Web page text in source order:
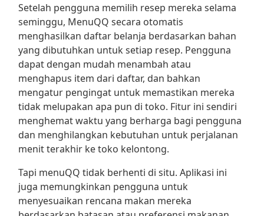
Setelah pengguna memilih resep mereka selama
seminggu, MenuQQ secara otomatis
menghasilkan daftar belanja berdasarkan bahan
yang dibutuhkan untuk setiap resep. Pengguna
dapat dengan mudah menambah atau
menghapus item dari daftar, dan bahkan
mengatur pengingat untuk memastikan mereka
tidak melupakan apa pun di toko. Fitur ini sendiri
menghemat waktu yang berharga bagi pengguna
dan menghilangkan kebutuhan untuk perjalanan
menit terakhir ke toko kelontong.
Tapi menuQQ tidak berhenti di situ. Aplikasi ini
juga memungkinkan pengguna untuk
menyesuaikan rencana makan mereka